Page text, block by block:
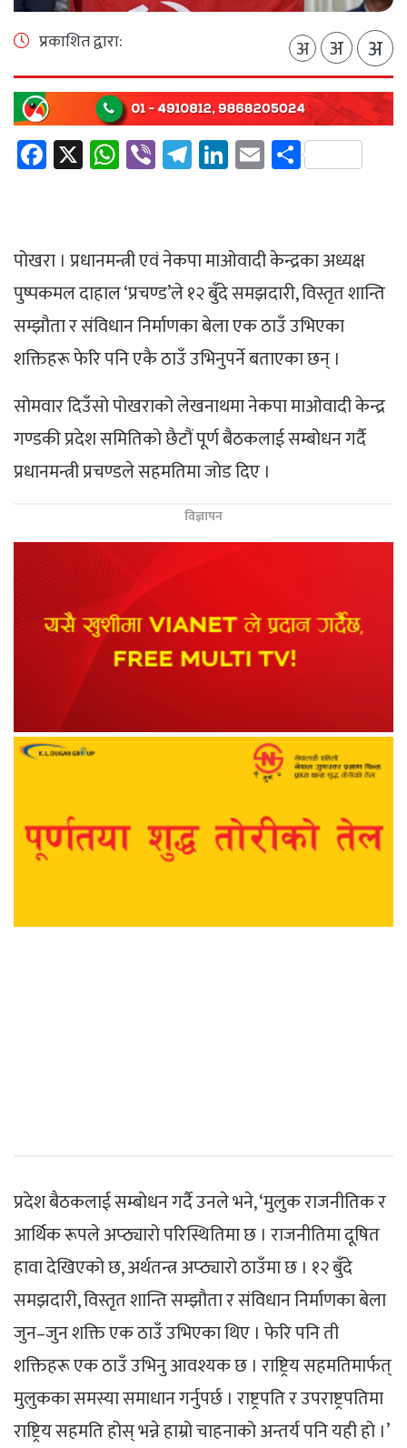
प्रकाशित द्वारा: अ अ अ
Facebook
X WhatsApp
ViberTelegram
LinkedIn
EmailShare
पोखरा । प्रधानमन्त्री एवं नेकपा माओवादी केन्द्रका अध्यक्ष
पुष्पकमल दाहाल ‘प्रचण्ड’ले १२ बुँदे समझदारी, विस्तृत शान्ति
सम्झौता र संविधान निर्माणका बेला एक ठाउँ उभिएका
शक्तिहरू फेरि पनि एकै ठाउँ उभिनुपर्ने बताएका छन् ।
सोमवार दिउँसो पोखराको लेखनाथमा नेकपा माओवादी केन्द्र
गण्डकी प्रदेश समितिको छैटौं पूर्ण बैठकलाई सम्बोधन गर्दै
प्रधानमन्त्री प्रचण्डले सहमतिमा जोड दिए ।
विज्ञापन
प्रदेश बैठकलाई सम्बोधन गर्दै उनले भने, ‘मुलुक राजनीतिक र
आर्थिक रूपले अप्ठ्यारो परिस्थितिमा छ । राजनीतिमा दूषित
हावा देखिएको छ, अर्थतन्त्र अप्ठ्यारो ठाउँमा छ । १२ बुँदे
समझदारी, विस्तृत शान्ति सम्झौता र संविधान निर्माणका बेला
जुन–जुन शक्ति एक ठाउँ उभिएका थिए । फेरि पनि ती
शक्तिहरू एक ठाउँ उभिनु आवश्यक छ । राष्ट्रिय सहमतिमार्फत्
मुलुकका समस्या समाधान गर्नुपर्छ । राष्ट्रपति र उपराष्ट्रपतिमा
राष्ट्रिय सहमति होस् भन्ने हाम्रो चाहनाको अन्तर्य पनि यही हो ।’